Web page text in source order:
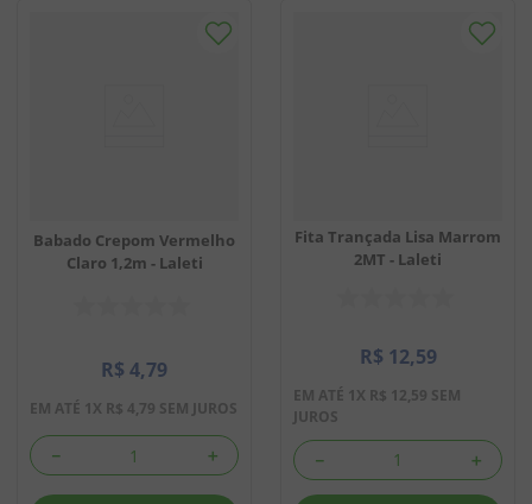
Babado Crepom Vermelho
Claro 1,2m - Laleti
R$ 4,79
EM ATÉ 1X R$ 4,79 SEM JUROS
＋
－
Fita Trançada Lisa Marrom
2MT - Laleti
R$ 12,59
EM ATÉ 1X R$ 12,59 SEM
JUROS
＋
－